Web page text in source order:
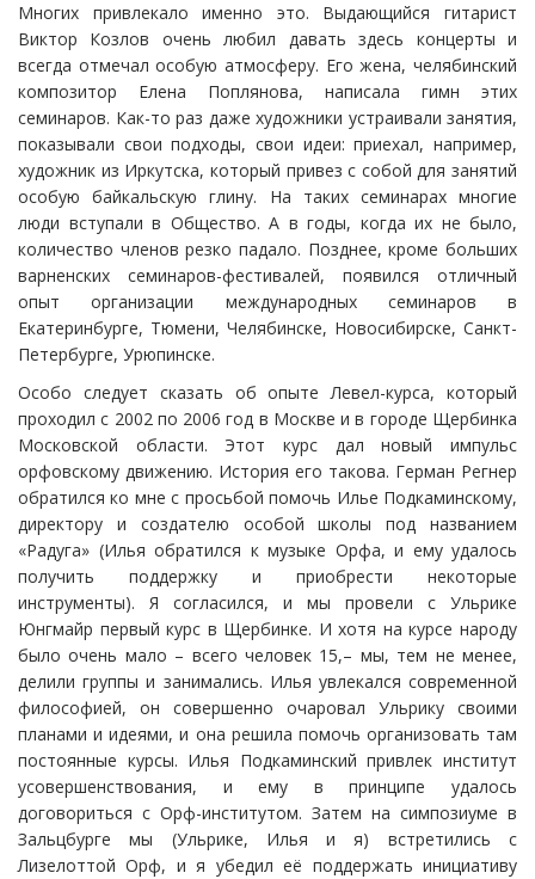
Многих привлекало именно это. Выдающийся гитарист
Виктор Козлов очень любил давать здесь концерты и
всегда отмечал особую атмосферу. Его жена, челябинский
композитор Елена Поплянова, написала гимн этих
семинаров. Как-то раз даже художники устраивали занятия,
показывали свои подходы, свои идеи: приехал, например,
художник из Иркутска, который привез с собой для занятий
особую байкальскую глину. На таких семинарах многие
люди вступали в Общество. А в годы, когда их не было,
количество членов резко падало. Позднее, кроме больших
варненских семинаров-фестивалей, появился отличный
опыт организации международных семинаров в
Екатеринбурге, Тюмени, Челябинске, Новосибирске, Санкт-
Петербурге, Урюпинске.
Особо следует сказать об опыте Левел-курса, который
проходил с 2002 по 2006 год в Москве и в городе Щербинка
Московской области. Этот курс дал новый импульс
орфовскому движению. История его такова. Герман Регнер
обратился ко мне с просьбой помочь Илье Подкаминскому,
директору и создателю особой школы под названием
«Радуга» (Илья обратился к музыке Орфа, и ему удалось
получить поддержку и приобрести некоторые
инструменты). Я согласился, и мы провели с Ульрике
Юнгмайр первый курс в Щербинке. И хотя на курсе народу
было очень мало – всего человек 15,– мы, тем не менее,
делили группы и занимались. Илья увлекался современной
философией, он совершенно очаровал Ульрику своими
планами и идеями, и она решила помочь организовать там
постоянные курсы. Илья Подкаминский привлек институт
усовершенствования, и ему в принципе удалось
договориться с Орф-институтом. Затем на симпозиуме в
Зальцбурге мы (Ульрике, Илья и я) встретились с
Лизелоттой Орф, и я убедил её поддержать инициативу